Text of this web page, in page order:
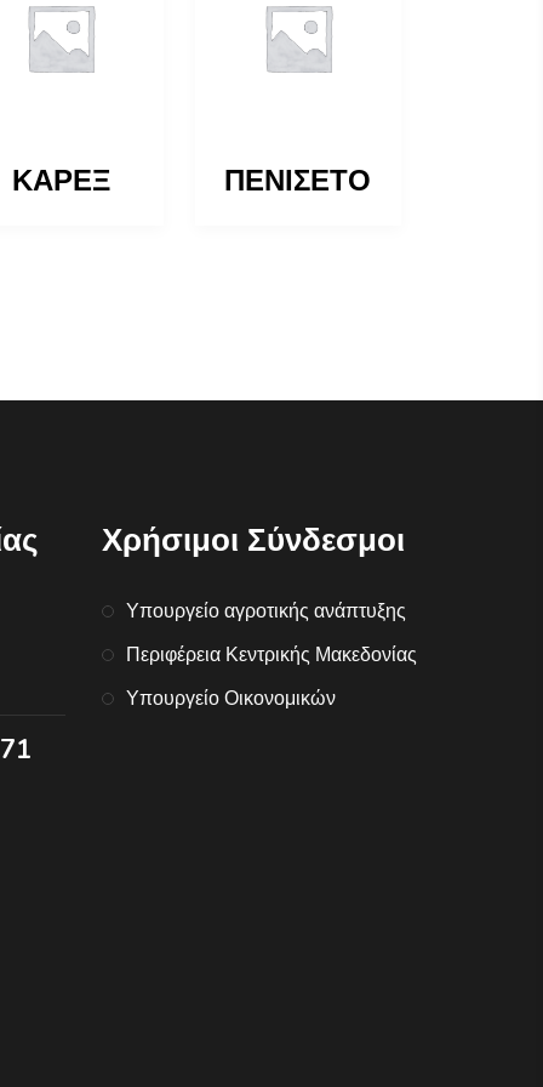
ΚΑΡΕΞ ΠΕΝΙΣΕΤΟ
Χρήσιμοι Σύνδεσμοι
Υπουργείο αγροτικής ανάπτυξης
Περιφέρεια Κεντρικής Μακεδονίας
Υπουργείο Οικονομικών